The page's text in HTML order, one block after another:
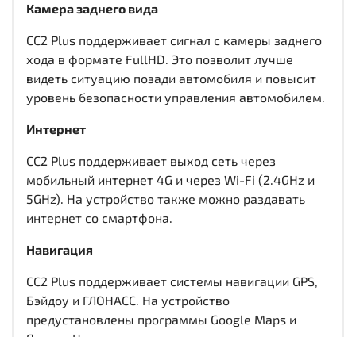
Камера заднего вида
CC2 Plus поддерживает сигнал с камеры заднего
хода в формате FullHD. Это позволит лучше
видеть ситуацию позади автомобиля и повысит
уровень безопасности управления автомобилем.
Интернет
CC2 Plus поддерживает выход сеть через
мобильный интернет 4G и через Wi-Fi (2.4GHz и
5GHz). На устройство также можно раздавать
интернет со смартфона.
Навигация
CC2 Plus поддерживает системы навигации GPS,
Бэйдоу и ГЛОНАСС. На устройство
предустановлены программы Google Maps и